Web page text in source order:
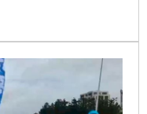
人黃智賢25日就